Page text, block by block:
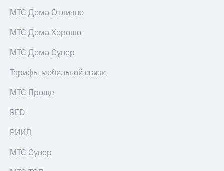
МТС Дома Отлично
МТС Дома Хорошо
МТС Дома Супер
Тарифы мобильной связи
МТС Проще
RED
РИИЛ
МТС Супер